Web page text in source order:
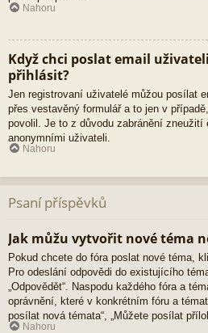
Nahoru
Když chci poslat email
přihlásit?
Jen registrovaní uživatelé můžou posílat
přes vestavěný formulář a to jen v
povolil. Je to z důvodu zabránění zneužití
anonymními uživateli.
Nahoru
Psaní příspěvků
Jak můžu vytvořit nové téma
Pokud chcete do fóra poslat nové téma,
Pro odeslání odpovědi do existujícího
„Odpovědět“. Naspodu každého fóra a
oprávnění, které v konkrétním fóru a
posílat nová témata“, „Můžete posílat
Nahoru